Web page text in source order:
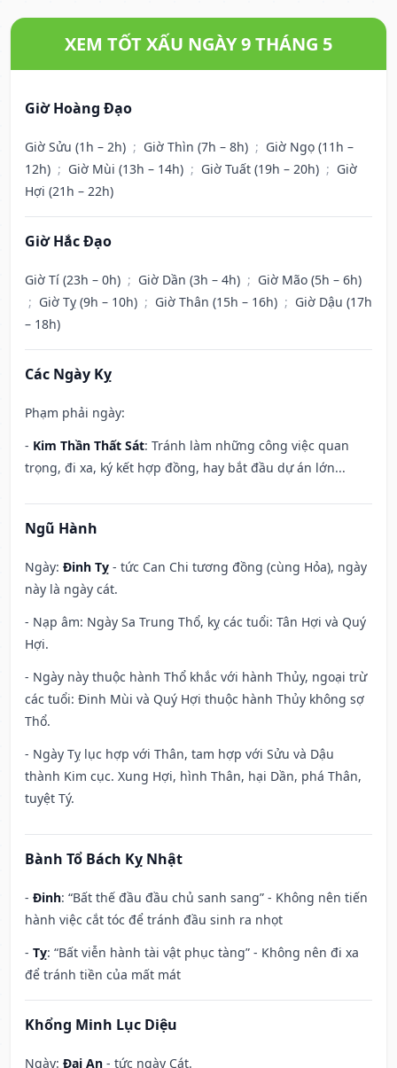
XEM TỐT XẤU NGÀY 9 THÁNG 5
Giờ Hoàng Đạo
Giờ Sửu (1h – 2h) ; Giờ Thìn (7h – 8h) ; Giờ Ngọ (11h –
12h) ; Giờ Mùi (13h – 14h) ; Giờ Tuất (19h – 20h) ; Giờ
Hợi (21h – 22h)
Giờ Hắc Đạo
Giờ Tí (23h – 0h) ; Giờ Dần (3h – 4h) ; Giờ Mão (5h – 6h)
; Giờ Tỵ (9h – 10h) ; Giờ Thân (15h – 16h) ; Giờ Dậu (17h
– 18h)
Các Ngày Kỵ
Phạm phải ngày:
- Kim Thần Thất Sát: Tránh làm những công việc quan
trọng, đi xa, ký kết hợp đồng, hay bắt đầu dự án lớn...
Ngũ Hành
Ngày: Đinh Tỵ - tức Can Chi tương đồng (cùng Hỏa), ngày
này là ngày cát.
- Nạp âm: Ngày Sa Trung Thổ, kỵ các tuổi: Tân Hợi và Quý
Hợi.
- Ngày này thuộc hành Thổ khắc với hành Thủy, ngoại trừ
các tuổi: Đinh Mùi và Quý Hợi thuộc hành Thủy không sợ
Thổ.
- Ngày Tỵ lục hợp với Thân, tam hợp với Sửu và Dậu
thành Kim cục. Xung Hợi, hình Thân, hại Dần, phá Thân,
tuyệt Tý.
Bành Tổ Bách Kỵ Nhật
- Đinh: “Bất thế đầu đầu chủ sanh sang” - Không nên tiến
hành việc cắt tóc để tránh đầu sinh ra nhọt
- Tỵ: “Bất viễn hành tài vật phục tàng” - Không nên đi xa
để tránh tiền của mất mát
Khổng Minh Lục Diệu
Ngày: Đại An - tức ngày Cát.